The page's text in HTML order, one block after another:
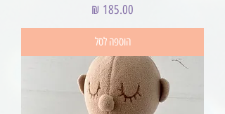
מחיר
הוספה לסל